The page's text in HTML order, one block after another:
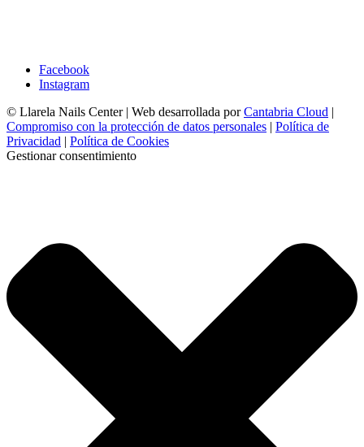
Facebook
Instagram
© Llarela Nails Center | Web desarrollada porCantabria Cloud |
Compromiso con la protección de datos personales | Política de
Privacidad | Política de Cookies
Gestionar consentimiento